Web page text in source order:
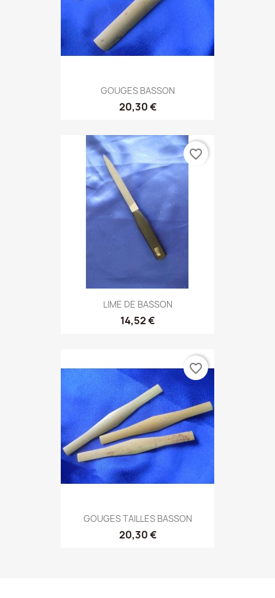
GOUGES BASSON
20,30 €
LIME DE BASSON
14,52 €
favorite_border
GOUGES TAILLES BASSON
20,30 €
favorite_border